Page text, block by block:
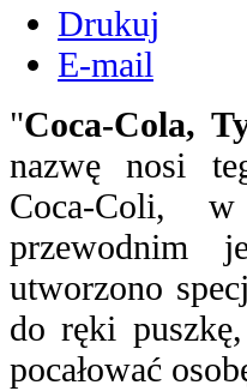
Drukuj
E-mail
"Coca-Cola,
nazwę nosi
Coca-Coli,
przewodnim
utworzono
do ręki
pocałować